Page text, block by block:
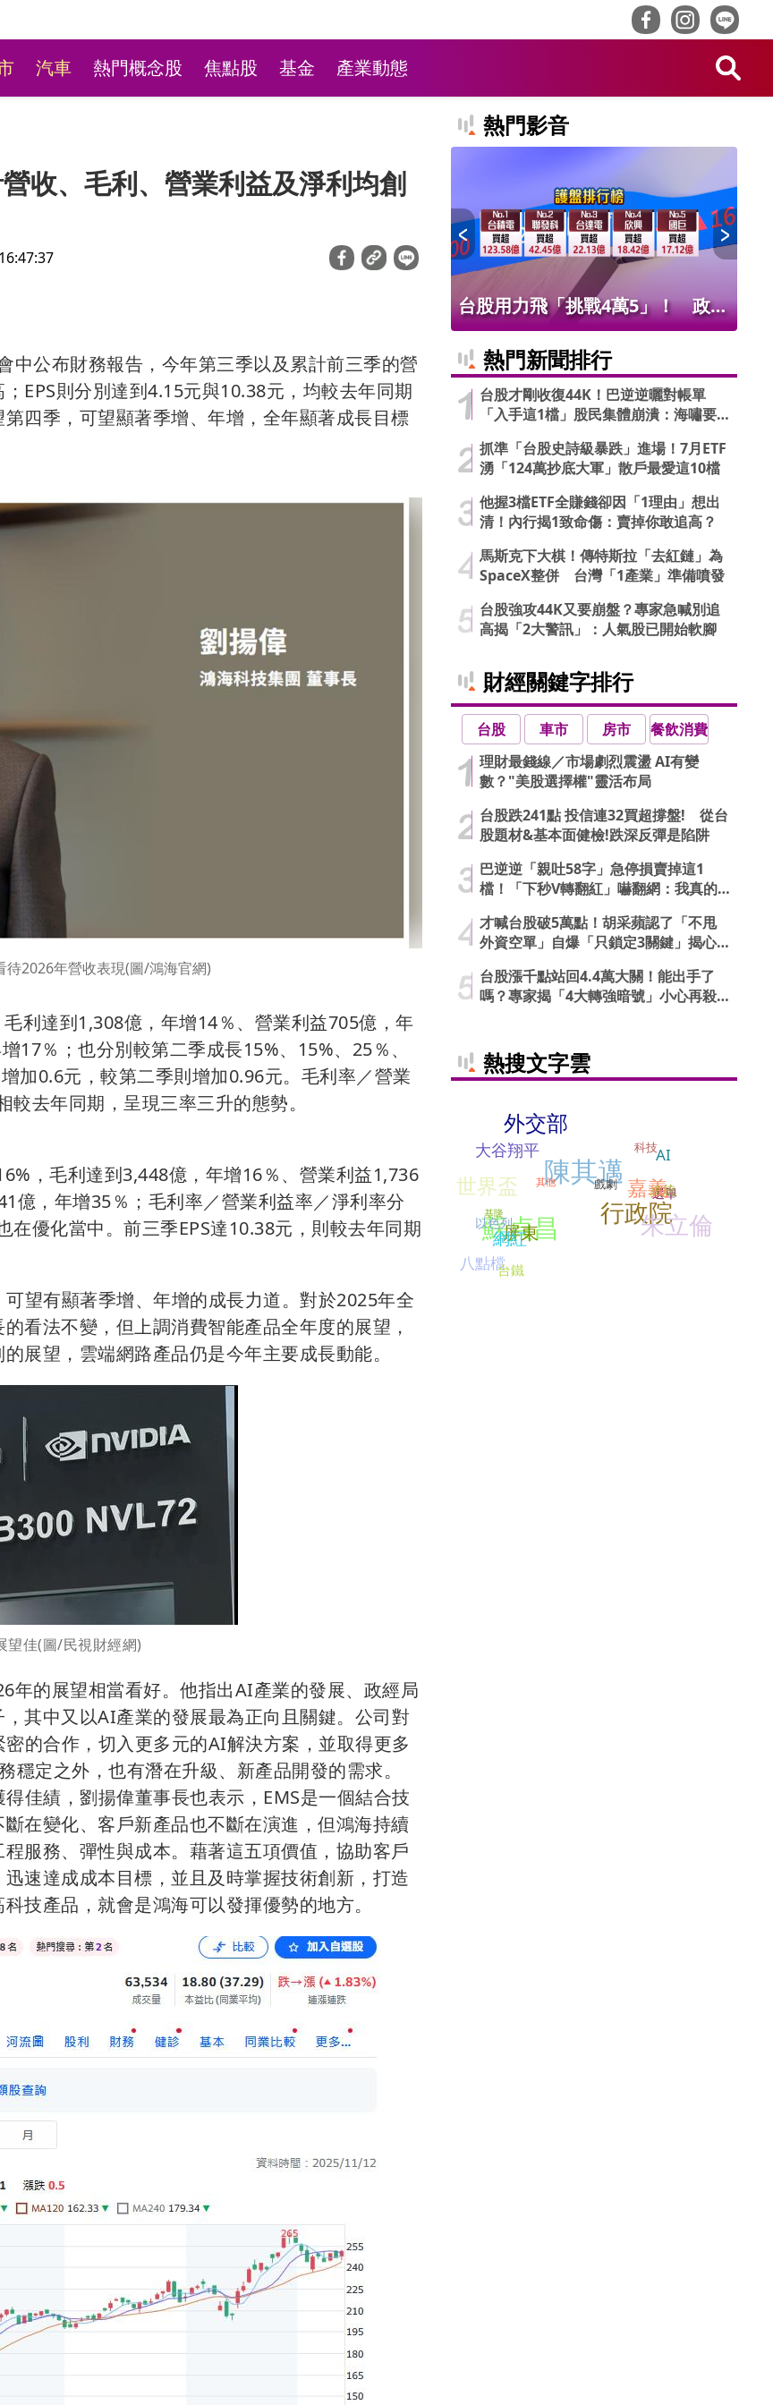
汽車 熱門概念股 焦點股 基金 產業動態
收、毛利、營業利益及淨利均創
公布財務報告，今年第三季以及累計前三季的營
EPS則分別達到4.15元與10.38元，均較去年同期
四季，可望顯著季增、年增，全年顯著成長目標
待2026年營收表現(圖/鴻海官網)
利達到1,308億，年增14％、營業利益705億，年
17％；也分別較第二季成長15%、15%、25％、
加0.6元，較第二季則增加0.96元。毛利率／營業
去年同期，呈現三率三升的態勢。
，毛利達到3,448億，年增16％、營業利益1,736
億，年增35％；毛利率／營業利益率／淨利率分
優化當中。前三季EPS達10.38元，則較去年同期
望有顯著季增、年增的成長力道。對於2025年全
看法不變，但上調消費智能產品全年度的展望，
展望，雲端網路產品仍是今年主要成長動能。
望佳(圖/民視財經網)
年的展望相當看好。他指出AI產業的發展、政經局
其中又以AI產業的發展最為正向且關鍵。公司對
的合作，切入更多元的AI解決方案，並取得更多
定之外，也有潛在升級、新產品開發的需求。
佳績，劉揚偉董事長也表示，EMS是一個結合技
在變化、客戶新產品也不斷在演進，但鴻海持續
服務、彈性與成本。藉著這五項價值，協助客戶
速達成成本目標，並且及時掌握技術創新，打造
技產品，就會是鴻海可以發揮優勢的地方。
熱門影音
台股用力飛「挑戰4萬5」！ 政府
熱門新聞排行
台股才剛收復44K！巴逆逆曬對帳單
「入手這1檔」股民集體崩潰：海嘯要
抓準「台股史詩級暴跌」進場！7月ETF
湧「124萬抄底大軍」散戶最愛這10檔
他握3檔ETF全賺錢卻因「1理由」想出
清！內行揭1致命傷：賣掉你敢追高？
馬斯克下大棋！傳特斯拉「去紅鏈」為
SpaceX整併 台灣「1產業」準備噴發
台股強攻44K又要崩盤？專家急喊別追
高揭「2大警訊」：人氣股已開始軟腳
財經關鍵字排行
台股 車市 房市
餐飲消費
理財最錢線／市場劇烈震盪 AI有變
數？"美股選擇權"靈活布局
台股跌241點 投信連32買超撐盤! 從台
股題材&基本面健檢!跌深反彈是陷阱
巴逆逆「親吐58字」急停損賣掉這1
檔！「下秒V轉翻紅」嚇翻網：我真的
才喊台股破5萬點！胡采蘋認了「不甩
外資空單」自爆「只鎖定3關鍵」揭心
台股漲千點站回4.4萬大關！能出手了
嗎？專家揭「4大轉強暗號」小心再殺
熱搜文字雲
蘇貞昌
八點檔
屏東
陳其邁
選舉
戲劇
網紅
AI
基隆
大谷翔平
總統
台鐵
其他
世界盃
科技
行政院
外交部
朱立倫
以色列
嘉義